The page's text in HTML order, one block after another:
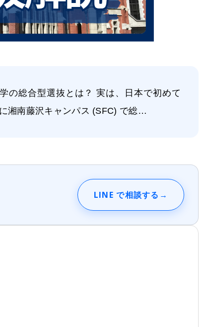
の総合型選抜とは？ 実は、日本で初めて
湘南藤沢キャンパス (SFC) で総…
LINE で相談する →